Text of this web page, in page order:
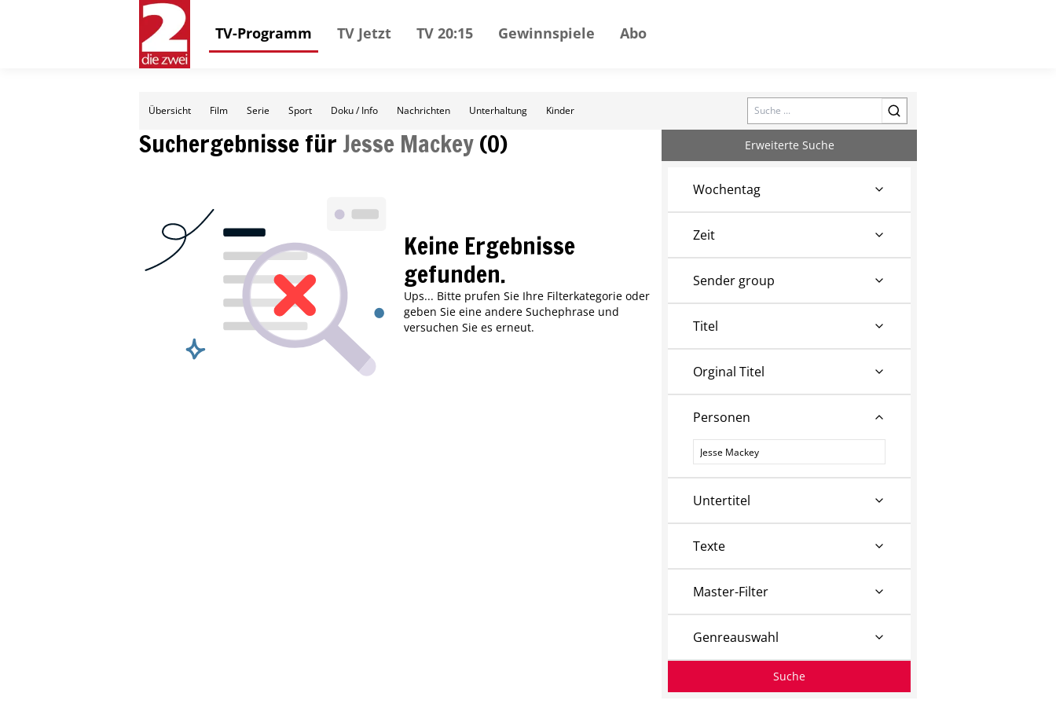
TV-Programm TV Jetzt TV 20:15 Gewinnspiele Abo
Übersicht Film Serie Sport Doku / Info Nachrichten Unterhaltung Kinder Search
Suchergebnisse für Jesse Mackey(0)
Keine Ergebnisse
gefunden.
Ups... Bitte prufen Sie Ihre Filterkategorie oder
geben Sie eine andere Suchephrase und
versuchen Sie es erneut.
Erweiterte Suche
Wochentag
Zeit
Sender group
Titel
Orginal Titel
Personen
Personen
Untertitel
Texte
Master-Filter
Genreauswahl
Suche